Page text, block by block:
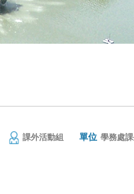
課外活動組 單位 學務處